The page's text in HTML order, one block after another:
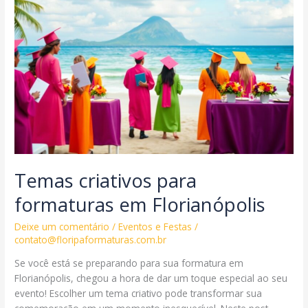
Temas criativos para
formaturas em Florianópolis
Deixe um comentário /Eventos e Festas /
contato@floripaformaturas.com.br
Se você está se preparando para sua formatura em
Florianópolis, chegou a hora de dar um toque especial ao seu
evento! Escolher um tema criativo pode transformar sua